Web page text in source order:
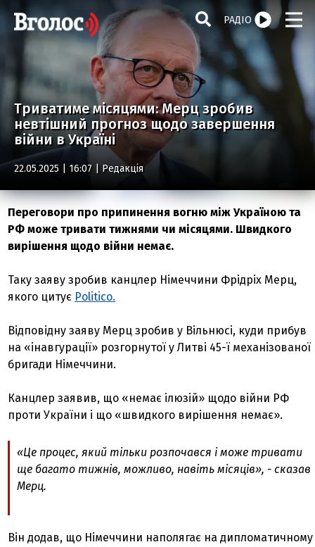
РАДІО
Триватиме місяцями: Мерц зробив
невтішний прогноз щодо завершення
війни в Україні
22.05.2025 | 16:07 | Редакція
Переговори про припинення вогню між Україною та
РФ може тривати тижнями чи місяцями. Швидкого
вирішення щодо війни немає.
Таку заяву зробив канцлер Німеччини Фрідріх Мерц,
якого цитує Politico.
Відповідну заяву Мерц зробив у Вільнюсі, куди прибув
на «інавгурації» розгорнутої у Литві 45-ї механізованої
бригади Німеччини.
Канцлер заявив, що «немає ілюзій» щодо війни РФ
проти України і що «швидкого вирішення немає».
«Це процес, який тільки розпочався і може тривати
ще багато тижнів, можливо, навіть місяців», - сказав
Мерц.
Він додав, що Німеччини наполягає на дипломатичному